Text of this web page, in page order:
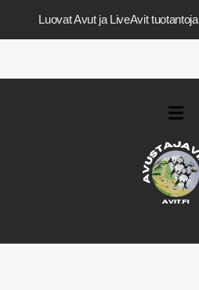
Luovat Avut ja LiveAvit tuotantoja